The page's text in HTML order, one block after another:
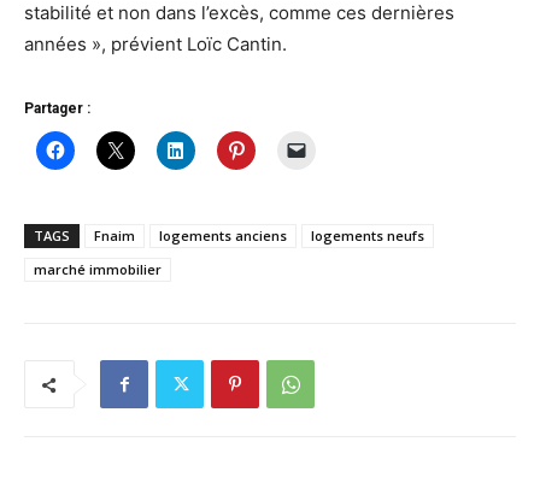
stabilité et non dans l’excès, comme ces dernières
années », prévient Loïc Cantin.
Partager :
TAGS Fnaim logements anciens
logements neufs
marché immobilier